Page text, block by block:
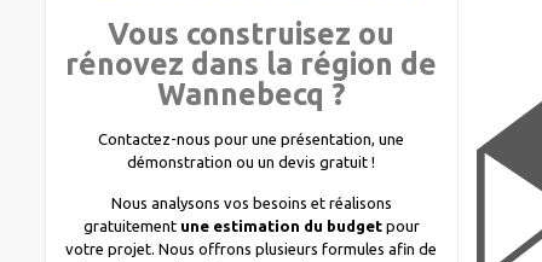
Vous construisez ou
rénovez dans la région de
Wannebecq ?
Contactez-nous pour une présentation, une
démonstration ou un devis gratuit !
Nous analysons vos besoins et réalisons
gratuitement une estimation du budgetpour
votre projet. Nous offrons plusieurs formules afin de